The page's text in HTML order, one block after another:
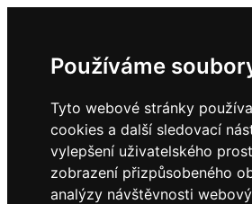
Používáme
Tyto webové stránky
cookies a další sledovací
vylepšení uživatelského
zobrazení přizpůsobeného
analýzy návštěvnosti